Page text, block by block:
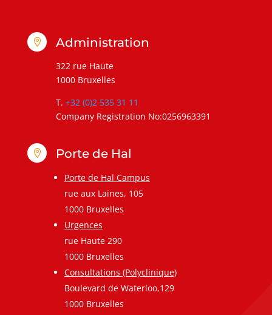
 Administration
322 rue Haute
1000 Bruxelles
T. +32 (0)2 535 31 11
Company Registration No:0256963391
 Porte de Hal
Porte de Hal Campus
rue aux Laines, 105
1000 Bruxelles
Urgences
rue Haute 290
1000 Bruxelles
Consultations (Polyclinique)
Boulevard de Waterloo,129
1000 Bruxelles